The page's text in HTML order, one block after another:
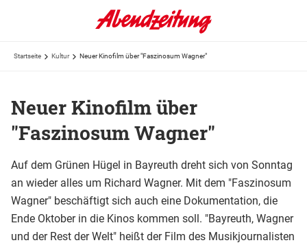
Startseite Kultur Neuer Kinofilm über "Faszinosum Wagner"
Neuer Kinofilm über
"Faszinosum Wagner"
Auf dem Grünen Hügel in Bayreuth dreht sich von Sonntag
an wieder alles um Richard Wagner. Mit dem "Faszinosum
Wagner" beschäftigt sich auch eine Dokumentation, die
Ende Oktober in die Kinos kommen soll. "Bayreuth, Wagner
und der Rest der Welt" heißt der Film des Musikjournalisten